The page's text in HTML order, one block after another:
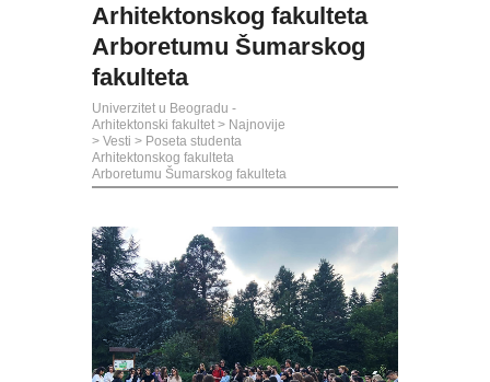
Arhitektonskog fakulteta
Arboretumu Šumarskog
fakulteta
Univerzitet u Beogradu -
Arhitektonski fakultet > Najnovije
> Vesti > Poseta studenta
Arhitektonskog fakulteta
Arboretumu Šumarskog fakulteta